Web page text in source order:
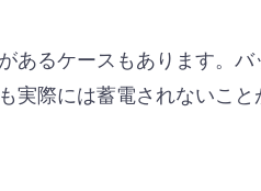
あるケースもあります。
際には蓄電されないこと